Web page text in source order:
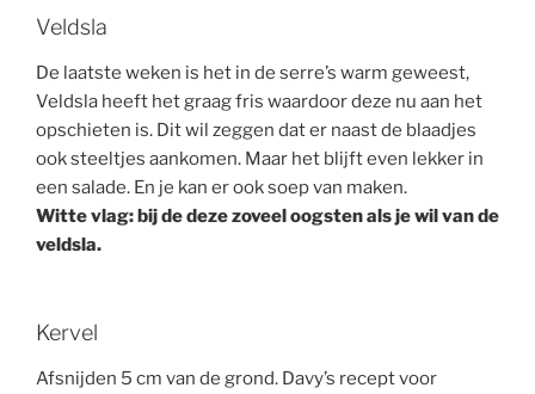
Veldsla
De laatste weken is het in de serre’s warm geweest,
Veldsla heeft het graag fris waardoor deze nu aan het
opschieten is. Dit wil zeggen dat er naast de blaadjes
ook steeltjes aankomen. Maar het blijft even lekker in
een salade. En je kan er ook soep van maken.
Witte vlag: bij de deze zoveel oogsten als je wil van de
veldsla.
Kervel
Afsnijden 5 cm van de grond. Davy’s recept voor